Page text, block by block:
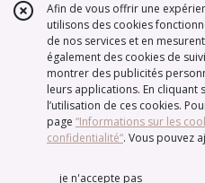
Afin de vous offrir une
utilisons des cookies
de nos services et en
également des cookies de
montrer des publicités
leurs applications. En cliquant
l’utilisation de ces cookies.
page “Informations sur les
confidentialité“. Vous pouvez
je n'accepte pas